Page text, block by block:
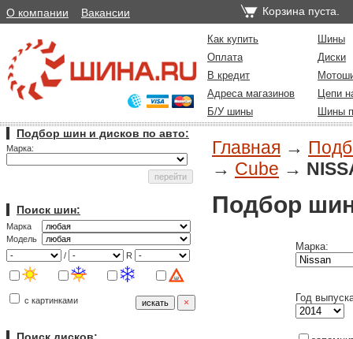
О компании Вакансии Корзина пуста.
Как купить
Шины
Оплата
Диски
В кредит
Адреса магазинов
Цепи
Б/У шины
Шины
Подбор шин и дисков по авто:
Марка:
Поиск шин:
Марка
Модель
/
R
с картинками
Главная →
→ Cube →
Подбор
Марка:
Год